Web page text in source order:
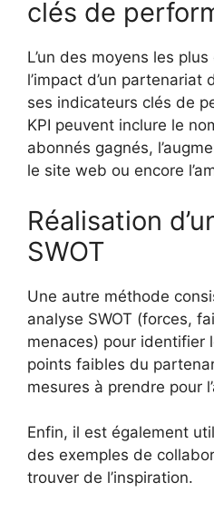
clés de
L’un des moyens les
l’impact d’un partenariat
ses indicateurs clés de
KPI peuvent inclure le
abonnés gagnés,
le site web ou encore
Réalisation
SWOT
Une autre méthode
analyse SWOT (forces,
menaces) pour identifier
points faibles du
mesures à prendre pour
Enfin, il est également
des exemples de
trouver de l’inspiration.